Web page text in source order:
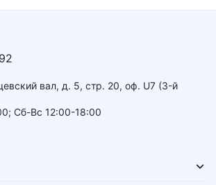
вал, д. 5, стр. 20, оф. U7 (3-й
Сб-Вс 12:00-18:00